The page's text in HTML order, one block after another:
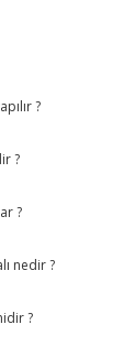
?
?
?
nedir ?
?